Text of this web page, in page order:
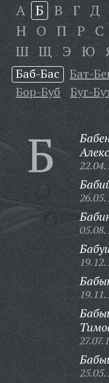
А Б В Г Д
Н О П Р С
Ш Щ Э Ю
Баб-Бас Бат-
Бор-Буб
Буг-
Б